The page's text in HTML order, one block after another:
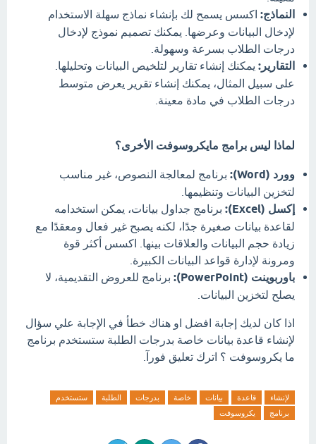
النماذج: اکسس يسمح لك بإنشاء نماذج سهلة الاستخدام
لإدخال البيانات وعرضها. يمكنك تصميم نموذج لإدخال
درجات الطلاب بسرعة وسهولة.
التقارير: يمكنك إنشاء تقارير لتلخيص البيانات وتحليلها.
على سبيل المثال، يمكنك إنشاء تقرير يعرض متوسط
درجات الطلاب في مادة معينة.
لماذا ليس برامج مايكروسوفت الأخرى؟
وورد (Word):
برنامج لمعالجة النصوص، غير مناسب
لتخزين البيانات وتنظيمها.
إكسل (Excel):
برنامج جداول بيانات، يمكن استخدامه
لقاعدة بيانات صغيرة جدًا، لكنه يصبح غير فعال ومعقدًا مع
زيادة حجم البيانات والعلاقات بينها. اکسس أكثر قوة
ومرونة لإدارة قواعد البيانات الكبيرة.
باوربوينت (PowerPoint):
برنامج للعروض التقديمية، لا
يصلح لتخزين البيانات.
اذا كان لديك إجابة افضل او هناك خطأ في الإجابة علي سؤال
لإنشاء قاعدة بيانات خاصة بدرجات الطلبة ستستخدم برنامج
ما يكروسوفت ؟ اترك تعليق فورآ.
لإنشاء قاعدة بيانات خاصة بدرجات الطلبة
ستستخدم
برنامج
يكروسوفت